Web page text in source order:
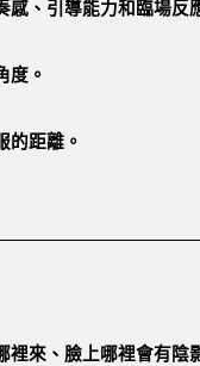
、引導能力和臨場反
度。
的距離。
來、臉上哪裡會有陰